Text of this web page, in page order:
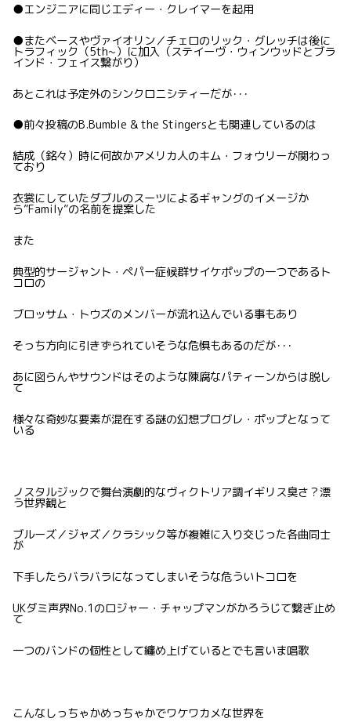
●エンジニアに同じエディー・クレイマーを起用
●またベースやヴァイオリン／チェロのリック・グレッチは後に
トラフィック（5th~）に加入（ステイーヴ・ウィンウッドとブラ
インド・フェイス繋がり）
あとこれは予定外のシンクロニシティーだが･･･
●前々投稿のB.Bumble & the Stingersとも関連しているのは
結成（銘々）時に何故かアメリカ人のキム・フォウリーが関わっ
ており
衣裳にしていたダブルのスーツによるギャングのイメージか
ら”Family”の名前を提案した
また
典型的サージャント・ペパー症候群サイケポップの一つであるト
コロの
ブロッサム・トウズのメンバーが流れ込んでいる事もあり
そっち方向に引きずられていそうな危惧もあるのだが･･･
あに図らんやサウンドはそのような陳腐なパティーンからは脱し
て
様々な奇妙な要素が混在する謎の幻想プログレ・ポップとなって
いる
ノスタルジックで舞台演劇的なヴィクトリア調イギリス臭さ？漂
う世界観と
ブルーズ／ジャズ／クラシック等が複雑に入り交じった各曲同士
が
下手したらバラバラになってしまいそうな危ういトコロを
UKダミ声界No.1のロジャー・チャップマンがかろうじて繋ぎ止め
て
一つのバンドの個性として纏め上げているとでも言いま唱歌
こんなしっちゃかめっちゃかでワケワカメな世界を